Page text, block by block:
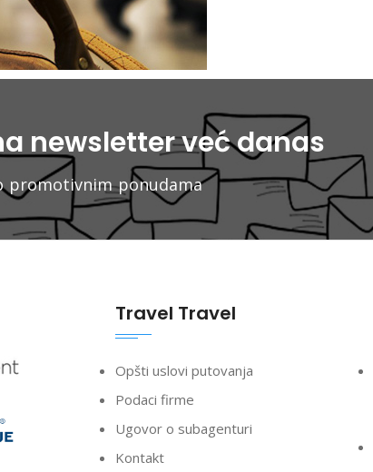
newsletter već danas
promotivnim ponudama
Travel Travel
Opšti uslovi putovanja
Podaci firme
Ugovor o subagenturi
Kontakt